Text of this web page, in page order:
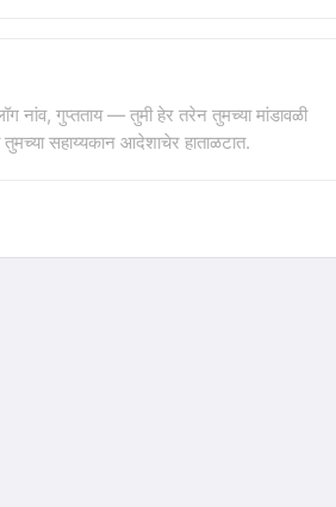
नांव, गुप्तताय — तुमी हेर तरेन तुमच्या मांडावळी
सहाय्यकान आदेशाचेर हाताळटात.